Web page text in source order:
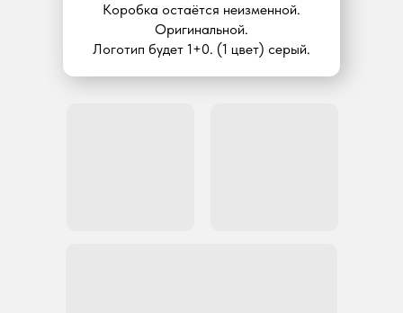
Коробка остаётся неизменной.
Оригинальной.
Логотип будет 1+0. (1 цвет) серый.